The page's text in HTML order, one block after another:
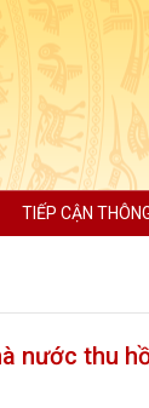
TIẾP CẬN
nước thu